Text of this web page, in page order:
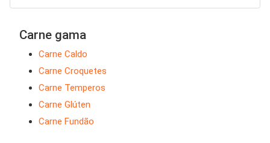
Carne gama
Carne Caldo
Carne Croquetes
Carne Temperos
Carne Glúten
Carne Fundão